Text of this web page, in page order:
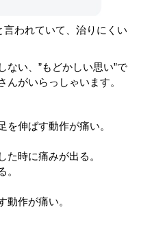
言われていて、治りにくい
ない、”もどかしい思い”で
んがいらっしゃいます。
を伸ばす動作が痛い。
た時に痛みが出る。
。
動作が痛い。